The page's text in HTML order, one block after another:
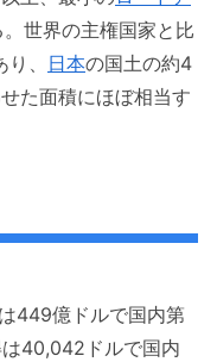
世界の主権国家と比
、 日本の国土の約4
た面積にほぼ相当す
449億ドルで国内第
40,042ドルで国内